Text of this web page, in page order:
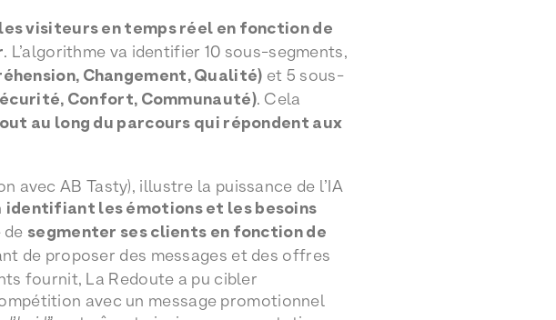
visiteurs en temps réel en fonction de
. L’algorithme va identifier 10 sous-segments,
Changement, Qualité) et 5 sous-
Confort, Communauté). Cela
au long du parcours qui répondent aux
avec AB Tasty), illustre la puissance de l’IA
identifiant les émotions et les besoins
de segmenter ses clients en fonction de
de proposer des messages et des offres
fournit, La Redoute a pu cibler
avec un message promotionnel